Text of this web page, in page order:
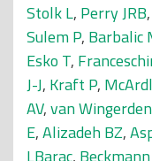
Stolk L, Perry JRB,
Sulem P, Barbalic
Esko T,
J-J, Kraft P,
AV,van
E,Alizadeh BZ,
LBarac, Beckmann